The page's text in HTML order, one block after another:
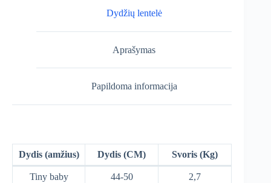
Dydžių lentelė
Aprašymas
Papildoma informacija
Dydis (amžius) Dydis (CM) Svoris (Kg)
Tiny baby 44-50 2,7